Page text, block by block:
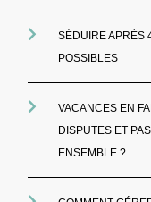
SÉDUIRE APRÈS
POSSIBLES
VACANCES EN
DISPUTES ET
ENSEMBLE ?